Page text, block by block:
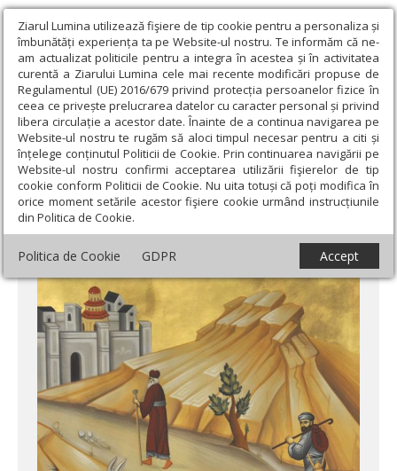
Ziarul Lumina utilizează fişiere de tip cookie pentru a personaliza și
îmbunătăți experiența ta pe Website-ul nostru. Te informăm că ne-
am actualizat politicile pentru a integra în acestea și în activitatea
curentă a Ziarului Lumina cele mai recente modificări propuse de
Regulamentul (UE) 2016/679 privind protecția persoanelor fizice în
ceea ce privește prelucrarea datelor cu caracter personal și privind
libera circulație a acestor date. Înainte de a continua navigarea pe
Website-ul nostru te rugăm să aloci timpul necesar pentru a citi și
înțelege conținutul Politicii de Cookie. Prin continuarea navigării pe
Website-ul nostru confirmi acceptarea utilizării fişierelor de tip
cookie conform Politicii de Cookie. Nu uita totuși că poți modifica în
orice moment setările acestor fişiere cookie urmând instrucțiunile
din Politica de Cookie.
Politica de Cookie GDPR Accept
Ziarul Lumina › Actualitate religioasă › An omagial › Care este
rânduiala împărtăşirii bolnavilor?
Care este rânduiala împărtăşirii bolnavilor?